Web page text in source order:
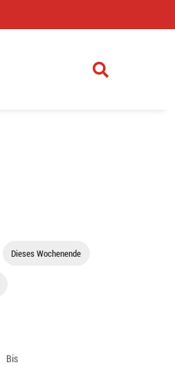
Dieses Wochenende
Bis